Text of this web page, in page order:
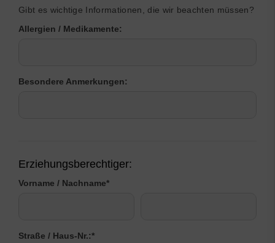
Gibt es wichtige Informationen, die wir beachten müssen?
Allergien / Medikamente:
Besondere Anmerkungen:
Erziehungsberechtiger:
Vorname / Nachname*
Straße / Haus-Nr.:*